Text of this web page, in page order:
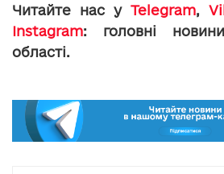
Читайте нас у Telegram,
Instagram: головні
області.